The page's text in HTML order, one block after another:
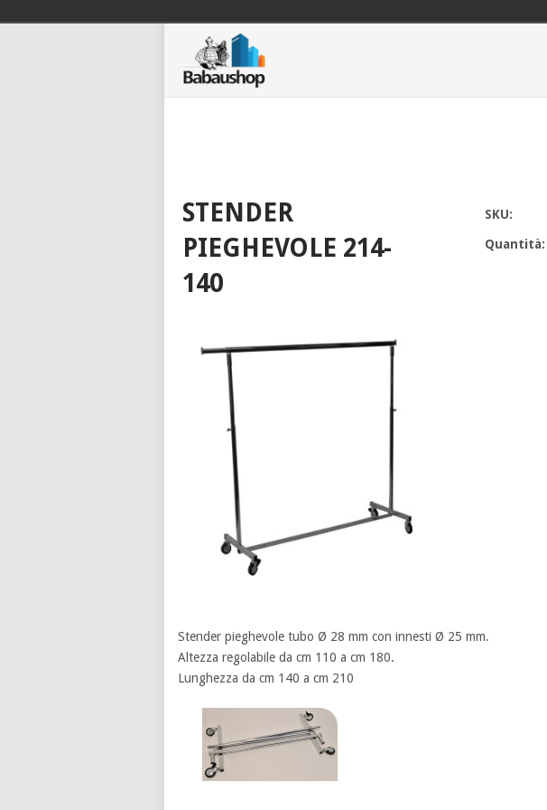
STENDER
PIEGHEVOLE 214-
140
SKU:
Quantità:
Stender pieghevole tubo Ø 28 mm con innesti Ø 25 mm.
Altezza regolabile da cm 110 a cm 180.
Lunghezza da cm 140 a cm 210